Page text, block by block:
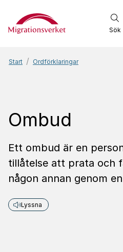
Start
Sök
Start Ordförklaringar
Ombud
Ett ombud är en
tillåtelse att prata och
någon annan genom
Lyssna